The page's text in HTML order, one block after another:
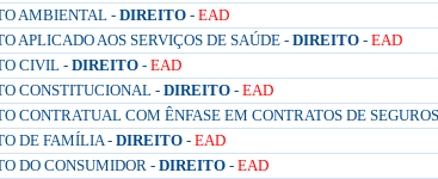
AMBIENTAL - DIREITO- EAD
APLICADO AOS SERVIÇOS DE SAÚDE - DIREITO- EAD
CIVIL - DIREITO- EAD
CONSTITUCIONAL - DIREITO- EAD
CONTRATUAL COM ÊNFASE EM CONTRATOS DE
DE FAMÍLIA -DIREITO- EAD
DO CONSUMIDOR - DIREITO- EAD